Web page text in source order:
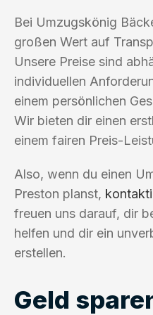
Bei Umzugskönig
großen Wert auf
Unsere Preise sind
individuellen
einem persönlichen
Wir bieten dir einen
einem fairen Preis-
Also, wenn du einen
Preston planst,
freuen uns darauf, dir
helfen und dir ein
erstellen.
Geld